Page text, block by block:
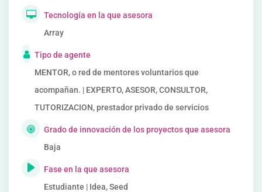
Tecnología en la que asesora
Array
Tipo de agente
MENTOR, o red de mentores voluntarios que
acompañan. | EXPERTO, ASESOR, CONSULTOR,
TUTORIZACION, prestador privado de servicios
Grado de innovación de los proyectos que asesora
Baja
Fase en la que asesora
Estudiante | Idea, Seed